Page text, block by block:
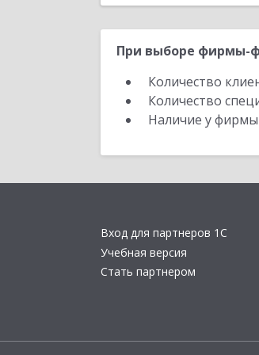
При выборе фирмы-
Количество
Количество
Наличие у фирмы
Вход для партнеров 1С
Учебная версия
Стать партнером